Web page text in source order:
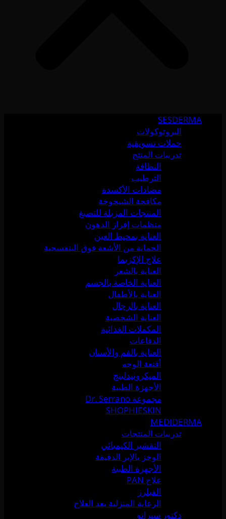
SESDERMA
البروتوكولات
حملات تسويقية
تدريبات المنتج
النظافة
الترطيب
مضادات الأكسدة
مكافحة الشيخوخة
المنتجات المزيلة للتصبغ
منظمات إفراز الدهون
العناية بمحيط العين
الحماية من الأشعة فوق البنفسجية
علاج الإكزيما
العناية بالشعر
العناية الخاصة بالجسم
العناية بالأطفال
العناية بالرجال
العناية الشخصية
المكملات الغذائية
الدفاعات
العناية بالفم والأسنان
أقنعة الوجه
الميكرونيدلينج
الأجهزة الطبية
مجموعة Dr. Serrano
SHOPHIESKIN
MEDIDERMA
تدريبات المنتجات
التقشير الكيميائي
الوخز بالإبر الدقيقة
الأجهزة الطبية
علاج PAN
الفيلرز
الرعاية المنزلية بعد العلاج
دكتور سيرانو